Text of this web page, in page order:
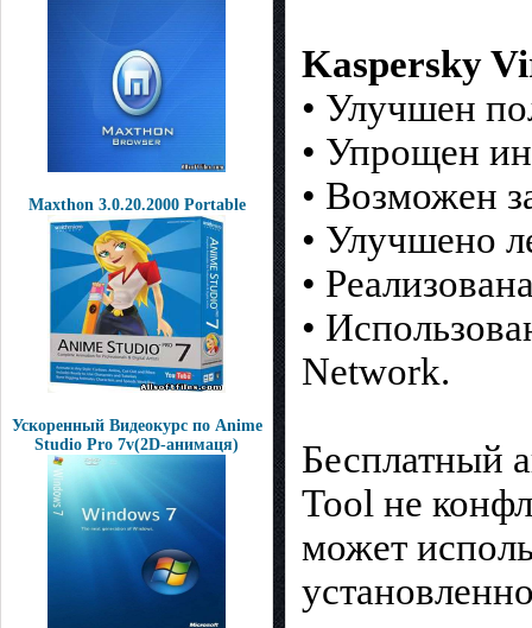
Maxthon 3.0.20.2000 Portable
Ускоренный Видеокурс по Anime
Studio Pro 7v(2D-анимаця)
Kaspersky
• Улучшен
• Упрощен
• Возможен
• Улучшено
•
•
Network.
Бесплатный
Tool не
может